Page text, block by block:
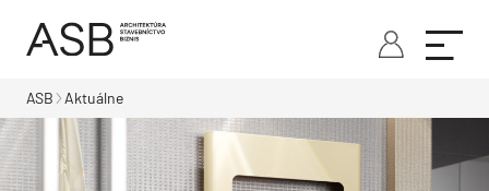
ASB Aktuálne